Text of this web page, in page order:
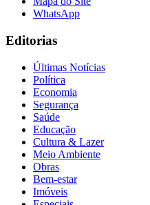
WhatsApp
Editorias
Últimas Notícias
Política
Economia
Segurança
Saúde
Educação
Cultura & Lazer
Meio Ambiente
Obras
Bem-estar
Imóveis